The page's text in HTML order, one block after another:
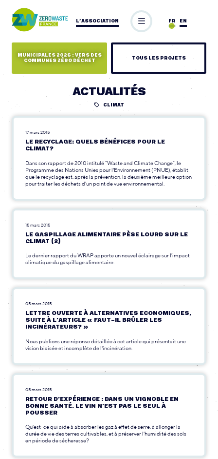
L’ASSOCIATION EN
FR
MUNICIPALES 2026 : VERS DES
COMMUNES ZÉRO DÉCHET
TOUS LES PROJETS
ACTUALITÉS
CLIMAT
17 mars 2015
LE RECYCLAGE: QUELS BÉNÉFICES POUR LE
CLIMAT?
Dans son rapport de 2010 intitulé "Waste and Climate Change", le
Programme des Nations Unies pour l'Environnement (PNUE), établit
que le recyclage est, après la prévention, la deuxième meilleure option
pour traiter les déchets d'un point de vue environnemental.
15 mars 2015
LE GASPILLAGE ALIMENTAIRE PÈSE LOURD SUR LE
CLIMAT (2)
Le dernier rapport du WRAP apporte un nouvel éclairage sur l'impact
climatique du gaspillage alimentaire.
05 mars 2015
LETTRE OUVERTE À ALTERNATIVES ECONOMIQUES,
SUITE À L’ARTICLE « FAUT-IL BRÛLER LES
INCINÉRATEURS? »
Nous publions une réponse détaillée à cet article qui présentait une
vision biaisée et incomplète de l'incinération.
05 mars 2015
RETOUR D’EXPÉRIENCE : DANS UN VIGNOBLE EN
BONNE SANTÉ, LE VIN N’EST PAS LE SEUL À
POUSSER
Qu'est-ce qui aide à absorber les gaz à effet de serre, à allonger la
durée de vie des terres cultivables, et à préserver l'humidité des sols
en période de sécheresse?